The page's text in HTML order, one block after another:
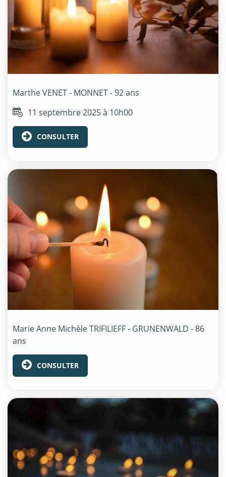
MartheVENET - MONNET- 92 ans
11 septembre 2025 à 10h00
CONSULTER
Marie Anne MichèleTRIFILIEFF - GRUNENWALD - 86
ans
CONSULTER